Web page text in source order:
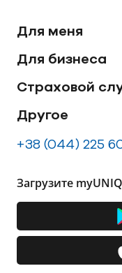
Для меня
Для бизнеса
Страховой
Другое
+38 (044) 225
Загрузите